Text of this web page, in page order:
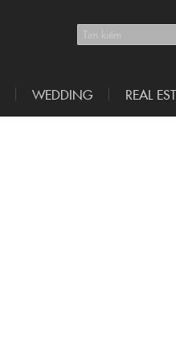
WEDDING REAL